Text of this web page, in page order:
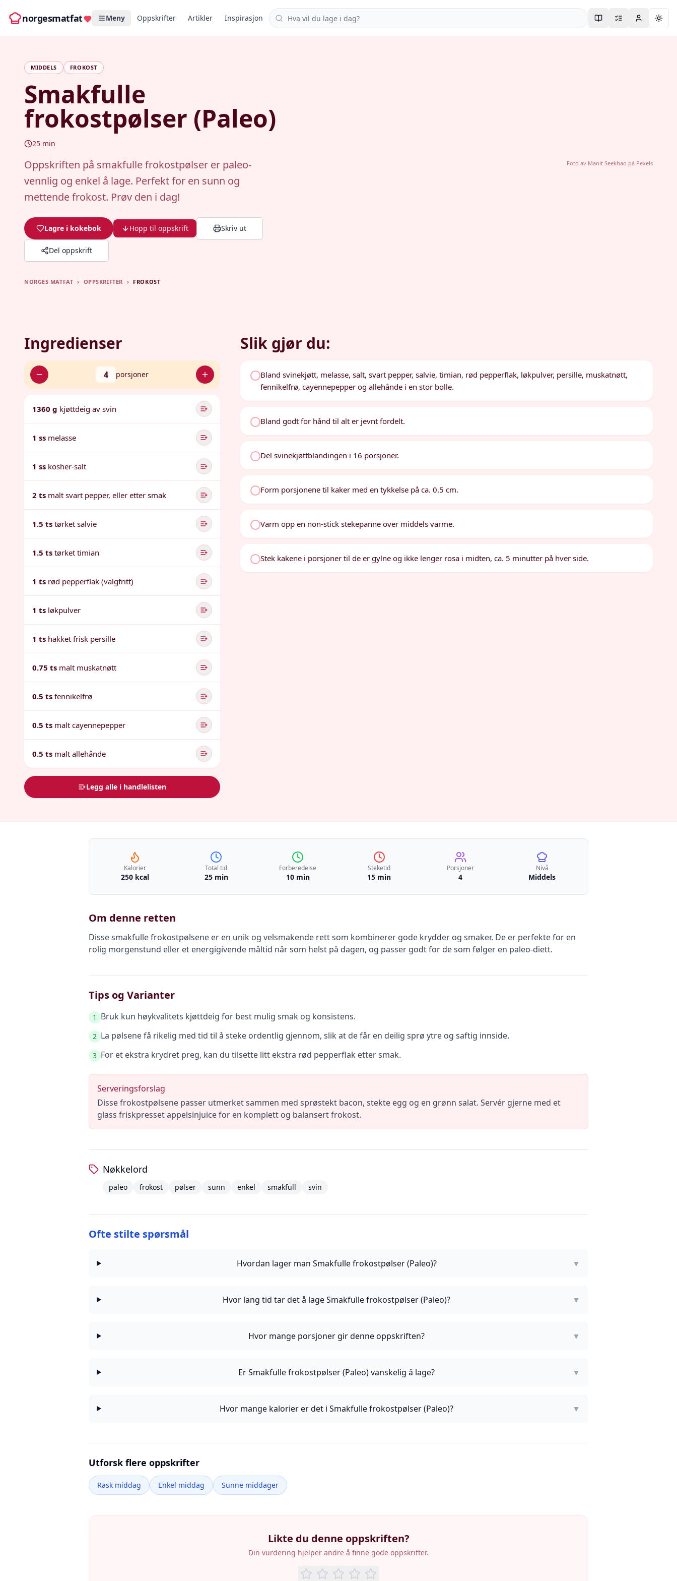
norgesmatfat Meny Oppskrifter Artikler Inspirasjon Søk i oppskrifter
MIDDELS FROKOST
Smakfulle
frokostpølser (Paleo)
25 min
Oppskriften på smakfulle frokostpølser er paleo-
vennlig og enkel å lage. Perfekt for en sunn og
mettende frokost. Prøv den i dag!
Lagre i kokebok Hopp til oppskrift Skriv ut
Del oppskrift
Foto av Manit Seekhao på Pexels
NORGES MATFAT › OPPSKRIFTER › FROKOST
Ingredienser
4 porsjoner
1360 g kjøttdeig av svin
1 ss melasse
1 ss kosher-salt
2 ts malt svart pepper, eller etter smak
1.5 ts tørket salvie
1.5 ts tørket timian
1 ts rød pepperflak (valgfritt)
1 ts løkpulver
1 ts hakket frisk persille
0.75 ts malt muskatnøtt
0.5 ts fennikelfrø
0.5 ts malt cayennepepper
0.5 ts malt allehånde
Legg alle i handlelisten
Slik gjør du:
Bland svinekjøtt, melasse, salt, svart pepper, salvie, timian, rød pepperflak, løkpulver, persille, muskatnøtt,
fennikelfrø, cayennepepper og allehånde i en stor bolle.
Bland godt for hånd til alt er jevnt fordelt.
Del svinekjøttblandingen i 16 porsjoner.
Form porsjonene til kaker med en tykkelse på ca. 0.5 cm.
Varm opp en non-stick stekepanne over middels varme.
Stek kakene i porsjoner til de er gylne og ikke lenger rosa i midten, ca. 5 minutter på hver side.
Kalorier
250 kcal
Total tid
25 min
Forberedelse
10 min
Steketid
15 min
Porsjoner
4
Nivå
Middels
Om denne retten
Disse smakfulle frokostpølsene er en unik og velsmakende rett som kombinerer gode krydder og smaker. De er perfekte for en
rolig morgenstund eller et energigivende måltid når som helst på dagen, og passer godt for de som følger en paleo-diett.
Tips og Varianter
1 Bruk kun høykvalitets kjøttdeig for best mulig smak og konsistens.
2 La pølsene få rikelig med tid til å steke ordentlig gjennom, slik at de får en deilig sprø ytre og saftig innside.
3 For et ekstra krydret preg, kan du tilsette litt ekstra rød pepperflak etter smak.
Serveringsforslag
Disse frokostpølsene passer utmerket sammen med sprøstekt bacon, stekte egg og en grønn salat. Servér gjerne med et
glass friskpresset appelsinjuice for en komplett og balansert frokost.
Nøkkelord
paleo frokost pølser sunn enkel smakfull svin
Ofte stilte spørsmål
Hvordan lager man Smakfulle frokostpølser (Paleo)? ▼
Hvor lang tid tar det å lage Smakfulle frokostpølser (Paleo)? ▼
Hvor mange porsjoner gir denne oppskriften? ▼
Er Smakfulle frokostpølser (Paleo) vanskelig å lage? ▼
Hvor mange kalorier er det i Smakfulle frokostpølser (Paleo)? ▼
Utforsk flere oppskrifter
Rask middag Enkel middag Sunne middager
Likte du denne oppskriften?
Din vurdering hjelper andre å finne gode oppskrifter.